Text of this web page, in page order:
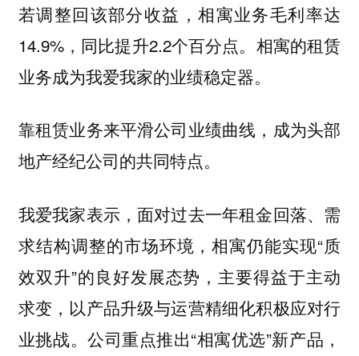
若调整回该部分收益，相寓业务毛利率达
14.9%，同比提升2.2个百分点。相寓的租赁
业务成为我爱我家的业绩稳定器。
靠租赁业务来平滑公司业绩曲线，成为头部
地产经纪公司的共同特点。
我爱我家表示，面对过去一年租金回落、需
求结构调整的市场环境，相寓仍能实现“质
效双升”的良好发展态势，主要得益于主动
求变，以产品升级与运营精细化积极应对行
业挑战。公司重点推出“相寓优选”新产品，